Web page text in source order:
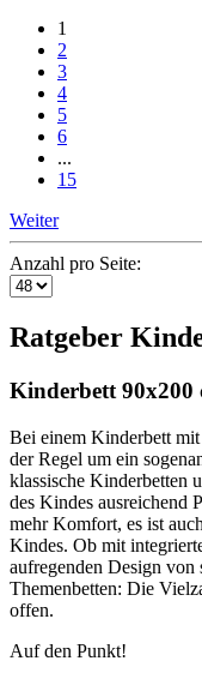
1
2
3
4
5
6
...
15
Weiter
Anzahl pro Seite:
Ratgeber
Kinderbett 90x200
Bei einem Kinderbett
der Regel um ein
klassische Kinderbetten
des Kindes ausreichend
mehr Komfort, es ist
Kindes. Ob mit
aufregenden Design
Themenbetten: Die
offen.
Auf den Punkt!